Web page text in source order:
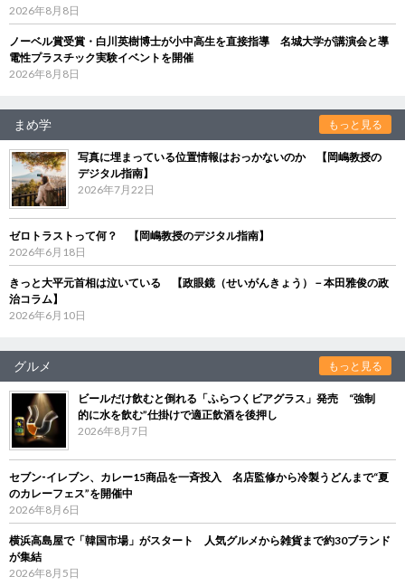
2026年8月8日
ノーベル賞受賞・白川英樹博士が小中高生を直接指導 名城大学が講演会と導
電性プラスチック実験イベントを開催
2026年8月8日
まめ学 もっと見る
写真に埋まっている位置情報はおっかないのか 【岡嶋教授の
デジタル指南】
2026年7月22日
ゼロトラストって何？ 【岡嶋教授のデジタル指南】
2026年6月18日
きっと大平元首相は泣いている 【政眼鏡（せいがんきょう）－本田雅俊の政
治コラム】
2026年6月10日
グルメ もっと見る
ビールだけ飲むと倒れる「ふらつくビアグラス」発売 “強制
的に水を飲む”仕掛けで適正飲酒を後押し
2026年8月7日
セブン‐イレブン、カレー15商品を一斉投入 名店監修から冷製うどんまで“夏
のカレーフェス”を開催中
2026年8月6日
横浜高島屋で「韓国市場」がスタート 人気グルメから雑貨まで約30ブランド
が集結
2026年8月5日